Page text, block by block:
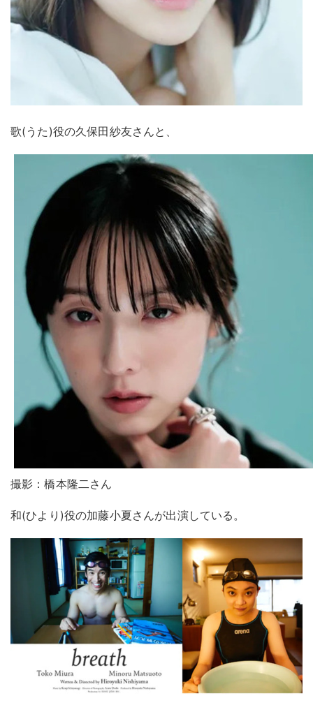
歌(うた)役の久保⽥紗友さんと、
撮影：橋本隆二さん
和(ひより)役の加藤⼩夏さんが出演している。